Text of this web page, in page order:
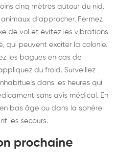
cinq mètres autour du nid.
d’approcher. Fermez
de vol et évitez les vibrations
qui peuvent exciter la colonie.
les bagues en cas de
du froid. Surveillez
dans les heures qui
sans avis médical. En
bas âge ou dans la sphère
les secours.
prochaine